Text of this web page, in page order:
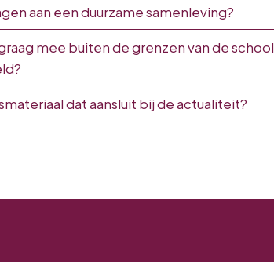
aan een duurzame samenleving?
mee buiten de grenzen van de school
dat aansluit bij de actualiteit?